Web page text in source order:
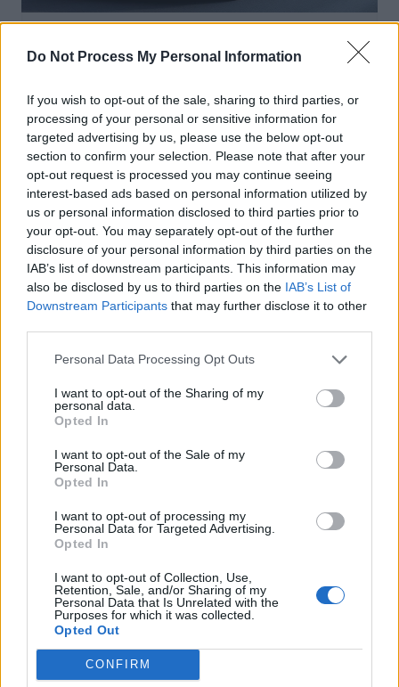
Do Not Process My Personal Information
If you wish to opt-out of the sale, sharing to third parties, or
processing of your personal or sensitive information for
targeted advertising by us, please use the below opt-out
section to confirm your selection. Please note that after your
opt-out request is processed you may continue seeing
interest-based ads based on personal information utilized by
us or personal information disclosed to third parties prior to
your opt-out. You may separately opt-out of the further
disclosure of your personal information by third parties on the
IAB’s list of downstream participants. This information may
also be disclosed by us to third parties on the IAB’s List of
Downstream Participants that may further disclose it to other
Personal Data Processing Opt Outs
I want to opt-out of the Sharing of my
personal data.
Opted In
I want to opt-out of the Sale of my
Personal Data.
Opted In
I want to opt-out of processing my
Personal Data for Targeted Advertising.
Opted In
I want to opt-out of Collection, Use,
Retention, Sale, and/or Sharing of my
Personal Data that Is Unrelated with the
Purposes for which it was collected.
Opted Out
CONFIRM
selon une étude européenne
Auto Pour Vous 5 août 2026 0
Actus Info
des voitures électriques